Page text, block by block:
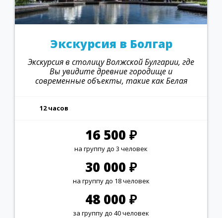
Экскурсия в Болгар
Экскурсия в столицу Волжской Булгарии, где
Вы увидите древние городище и
современные объекты, такие как Белая
12 часов
16 500 ₽
на группу до 3 человек
30 000 ₽
на группу до 18 человек
48 000 ₽
за группу до 40 человек